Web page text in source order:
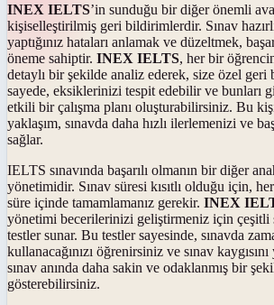
INEX IELTS’in sunduğu bir diğer önemli
kişiselleştirilmiş geri bildirimlerdir. Sınav
yaptığınız hataları anlamak ve düzeltmek,
öneme sahiptir. INEX IELTS, her bir
detaylı bir şekilde analiz ederek, size özel
sayede, eksiklerinizi tespit edebilir ve bunları
etkili bir çalışma planı oluşturabilirsiniz. Bu
yaklaşım, sınavda daha hızlı ilerlemenizi ve
sağlar.
IELTS sınavında başarılı olmanın bir diğer
yönetimidir. Sınav süresi kısıtlı olduğu için,
süre içinde tamamlamanız gerekir. INEX
yönetimi becerilerinizi geliştirmeniz için çeşitli
testler sunar. Bu testler sayesinde, sınavda
kullanacağınızı öğrenirsiniz ve sınav
sınav anında daha sakin ve odaklanmış bir
gösterebilirsiniz.